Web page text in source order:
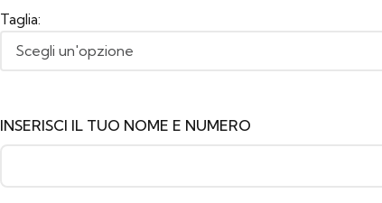
Taglia:
INSERISCI IL TUO NOME E NUMERO